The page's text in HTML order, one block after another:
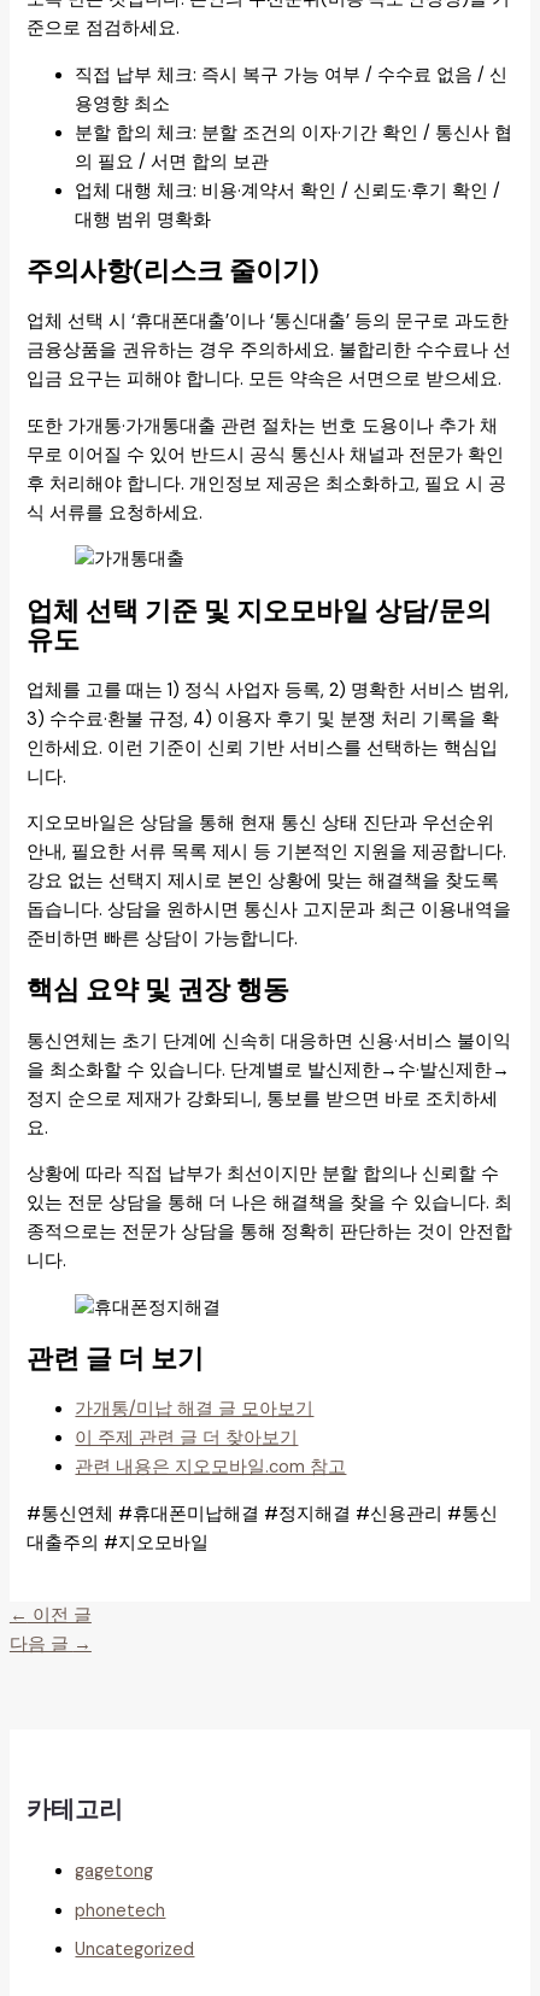
준으로 점검하세요.
직접 납부 체크: 즉시 복구 가능 여부 / 수수료 없음 / 신
용영향 최소
분할 합의 체크: 분할 조건의 이자·기간 확인 / 통신사 협
의 필요 / 서면 합의 보관
업체 대행 체크: 비용·계약서 확인 / 신뢰도·후기 확인 /
대행 범위 명확화
주의사항(리스크 줄이기)
업체 선택 시 ‘휴대폰대출’이나 ‘통신대출’ 등의 문구로 과도한
금융상품을 권유하는 경우 주의하세요. 불합리한 수수료나 선
입금 요구는 피해야 합니다. 모든 약속은 서면으로 받으세요.
또한 가개통·가개통대출 관련 절차는 번호 도용이나 추가 채
무로 이어질 수 있어 반드시 공식 통신사 채널과 전문가 확인
후 처리해야 합니다. 개인정보 제공은 최소화하고, 필요 시 공
식 서류를 요청하세요.
업체 선택 기준 및 지오모바일 상담/문의
유도
업체를 고를 때는 1) 정식 사업자 등록, 2) 명확한 서비스 범위,
3) 수수료·환불 규정, 4) 이용자 후기 및 분쟁 처리 기록을 확
인하세요. 이런 기준이 신뢰 기반 서비스를 선택하는 핵심입
니다.
지오모바일은 상담을 통해 현재 통신 상태 진단과 우선순위
안내, 필요한 서류 목록 제시 등 기본적인 지원을 제공합니다.
강요 없는 선택지 제시로 본인 상황에 맞는 해결책을 찾도록
돕습니다. 상담을 원하시면 통신사 고지문과 최근 이용내역을
준비하면 빠른 상담이 가능합니다.
핵심 요약 및 권장 행동
통신연체는 초기 단계에 신속히 대응하면 신용·서비스 불이익
을 최소화할 수 있습니다. 단계별로 발신제한→수·발신제한→
정지 순으로 제재가 강화되니, 통보를 받으면 바로 조치하세
요.
상황에 따라 직접 납부가 최선이지만 분할 합의나 신뢰할 수
있는 전문 상담을 통해 더 나은 해결책을 찾을 수 있습니다. 최
종적으로는 전문가 상담을 통해 정확히 판단하는 것이 안전합
니다.
관련 글 더 보기
가개통/미납 해결 글 모아보기
이 주제 관련 글 더 찾아보기
관련 내용은 지오모바일.com 참고
#통신연체 #휴대폰미납해결 #정지해결 #신용관리 #통신
대출주의 #지오모바일
← 이전 글
다음 글 →
카테고리
gagetong
phonetech
Uncategorized